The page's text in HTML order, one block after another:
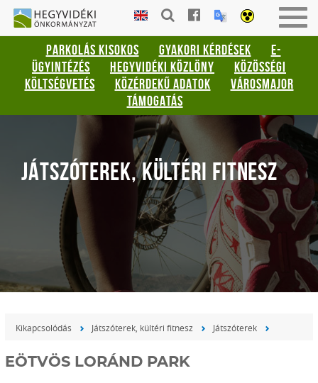
Gyorsbillentyűk
listája
Keresés:
"S"
Bejelentkezés:
HEGYVIDÉKI
ÖNKORMÁNYZAT
PARKOLÁS KISOKOS GYAKORI KÉRDÉSEK
E-
ÜGYINTÉZÉS
HEGYVIDÉKI KÖZLÖNY
KÖZÖSSÉGI
KÖLTSÉGVETÉS
KÖZÉRDEKŰ ADATOK
VÁROSMAJOR
TÁMOGATÁS
JÁTSZÓTEREK, KÜLTÉRI FITNESZ
Kikapcsolódás Játszóterek, kültéri fitnesz Játszóterek
EÖTVÖS LORÁND PARK